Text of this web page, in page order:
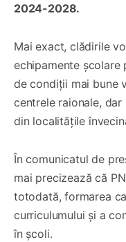
2024-2028.
Mai exact, clădirile
echipamente școlare
de condiții mai bune
centrele raionale,
din localitățile
În comunicatul de
mai precizează că
totodată, formarea
curriculumului și a
în școli.